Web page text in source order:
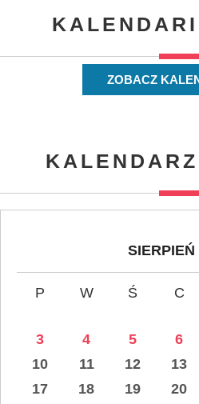
ZOBACZ
SIERPIEŃ
P W Ś C
3
4 5 6
10
11 12 13
17
18 19 20